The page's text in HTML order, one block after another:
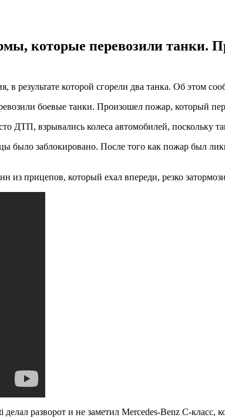
которые перевозили танки.
результате которой сгорели два танка. Об этом
боевые танки. Произошел пожар, который
ДТП, взрывались колеса автомобилей, поскольку
было заблокировано. После того как пожар был
прицепов, который ехал впереди, резко
разворот и не заметил Mercedes-Benz C-класс,